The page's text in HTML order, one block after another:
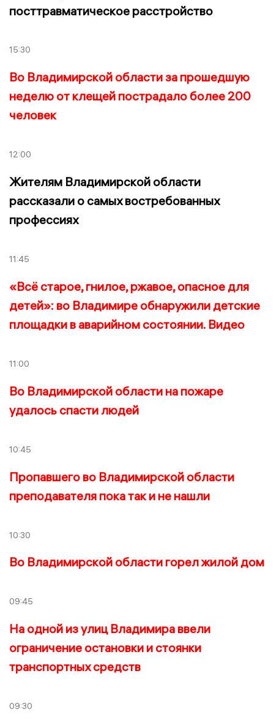
посттравматическое расстройство
15:30
Во Владимирской области за прошедшую
неделю от клещей пострадало более 200
человек
12:00
Жителям Владимирской области
рассказали о самых востребованных
профессиях
11:45
«Всё старое, гнилое, ржавое, опасное для
детей»: во Владимире обнаружили детские
площадки в аварийном состоянии. Видео
11:00
Во Владимирской области на пожаре
удалось спасти людей
10:45
Пропавшего во Владимирской области
преподавателя пока так и не нашли
10:30
Во Владимирской области горел жилой дом
09:45
На одной из улиц Владимира ввели
ограничение остановки и стоянки
транспортных средств
09:30